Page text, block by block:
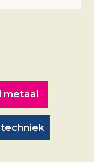
metaal
techniek